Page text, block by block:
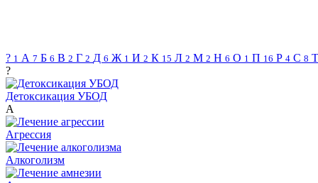
? 1 А 7 Б 6 В 2 Г 2 Д 6 Ж 1 И 2 К 15 Л 2 М 2 Н 6 О 1 П 16 Р 4 С 8 Т
?
​​Детоксикация УБОД
А
Агрессия
Алкоголизм